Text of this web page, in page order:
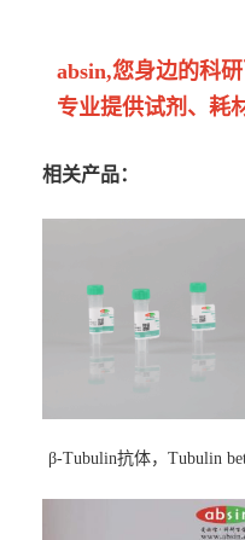
absin,您身边的科
专业提供试剂、耗
相关产品：
β-Tubulin抗体，Tubulin